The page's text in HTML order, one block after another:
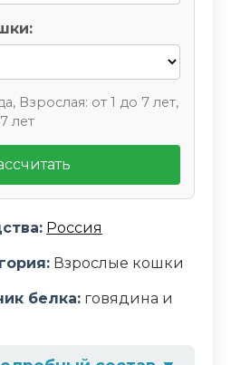
Взрослая: от 1 до 7 лет,
лет
Россия
Взрослые кошки
белка: говядина и